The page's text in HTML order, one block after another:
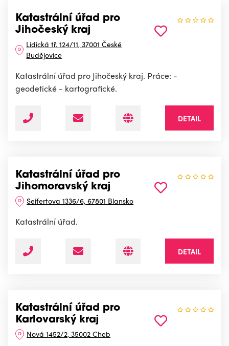
Katastrální úřad pro
Jihočeský kraj
Lidická tř. 124/11, 37001 České
Budějovice
Katastrální úřad pro Jihočeský kraj. Práce: -
geodetické - kartografické.
DETAIL
Katastrální úřad pro
Jihomoravský kraj
Seifertova 1336/6, 67801 Blansko
Katastrální úřad.
DETAIL
Katastrální úřad pro
Karlovarský kraj
Nová 1452/2, 35002 Cheb